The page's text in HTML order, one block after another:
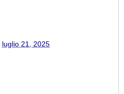
luglio 21, 2025